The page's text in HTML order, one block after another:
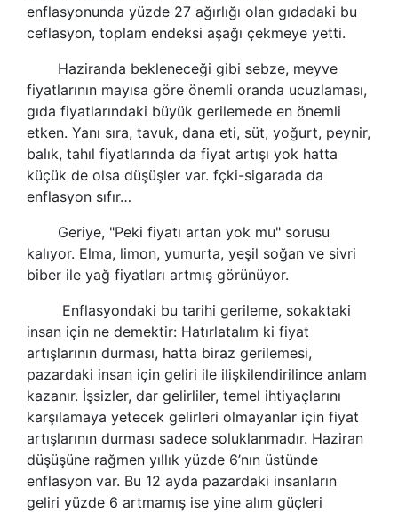
enflasyonunda yüzde 27 ağırlığı olan gıdadaki bu
ceflasyon, toplam endeksi aşağı çekmeye yetti.
Haziranda bekleneceği gibi sebze, meyve
fiyatlarının mayısa göre önemli oranda ucuzlaması,
gıda fiyatlarındaki büyük gerilemede en önemli
etken. Yanı sıra, tavuk, dana eti, süt, yoğurt, peynir,
balık, tahıl fiyatlarında da fiyat artışı yok hatta
küçük de olsa düşüşler var. fçki-sigarada da
enflasyon sıfır…
Geriye, "Peki fiyatı artan yok mu" sorusu
kalıyor. Elma, limon, yumurta, yeşil soğan ve sivri
biber ile yağ fiyatları artmış görünüyor.
Enflasyondaki bu tarihi gerileme, sokaktaki
insan için ne demektir: Hatırlatalım ki fiyat
artışlarının durması, hatta biraz gerilemesi,
pazardaki insan için geliri ile ilişkilendirilince anlam
kazanır. İşsizler, dar gelirliler, temel ihtiyaçlarını
karşılamaya yetecek gelirleri olmayanlar için fiyat
artışlarının durması sadece soluklanmadır. Haziran
düşüşüne rağmen yıllık yüzde 6’nın üstünde
enflasyon var. Bu 12 ayda pazardaki insanların
geliri yüzde 6 artmamış ise yine alım güçleri